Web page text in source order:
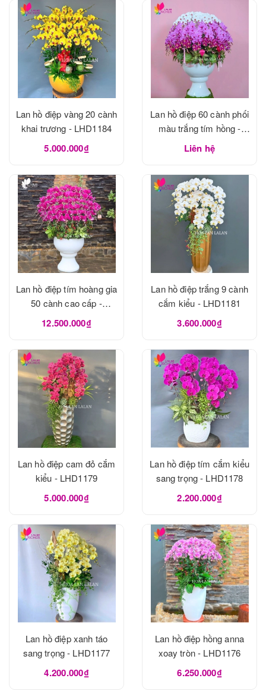
Lan hồ điệp vàng 20 cành
khai trương - LHD1184
5.000.000₫
Lan hồ điệp 60 cành phối
màu trắng tím hồng -
LHD1183
Liên hệ
Lan hồ điệp tím hoàng gia
50 cành cao cấp -
LHD1182
12.500.000₫
Lan hồ điệp trắng 9 cành
cắm kiểu - LHD1181
3.600.000₫
Lan hồ điệp cam đỏ cắm
kiểu - LHD1179
5.000.000₫
Lan hồ điệp tím cắm kiểu
sang trọng - LHD1178
2.200.000₫
Lan hồ điệp xanh táo
sang trọng - LHD1177
4.200.000₫
Lan hồ điệp hồng anna
xoay tròn - LHD1176
6.250.000₫